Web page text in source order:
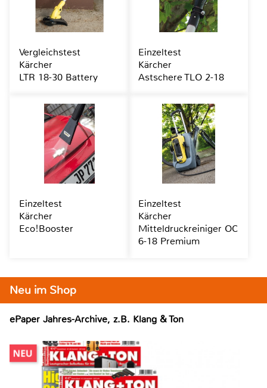
Neu im Shop
ePaper Jahres-Archive, z.B. Klang & Ton
Vergleichstest
Kärcher
LTR 18-30 Battery
Einzeltest
Kärcher
Astschere TLO 2-18
Einzeltest
Kärcher
Eco!Booster
Einzeltest
Kärcher
Mitteldruckreiniger OC
6-18 Premium